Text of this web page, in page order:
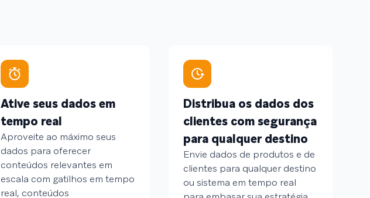
Ative seus dados em
tempo real
Aproveite ao máximo seus
dados para oferecer
conteúdos relevantes em
escala com gatilhos em tempo
real, conteúdos
Distribua os dados dos
clientes com segurança
para qualquer destino
Envie dados de produtos e de
clientes para qualquer destino
ou sistema em tempo real